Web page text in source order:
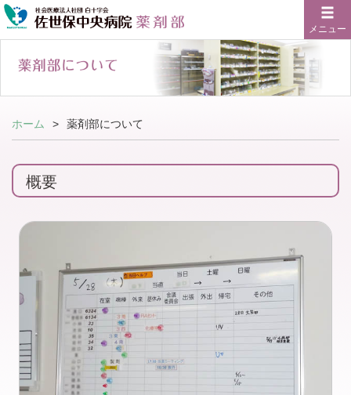
メニュー
ホーム 薬剤部について
概要